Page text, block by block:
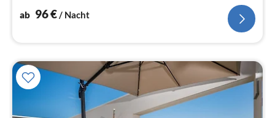
ab 96€/ Nacht